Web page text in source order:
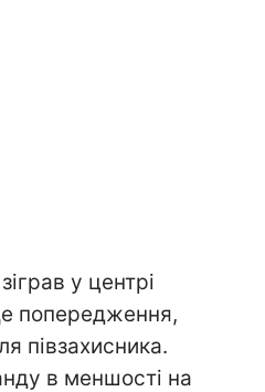
у центрі
попередження,
півзахисника.
в меншості на